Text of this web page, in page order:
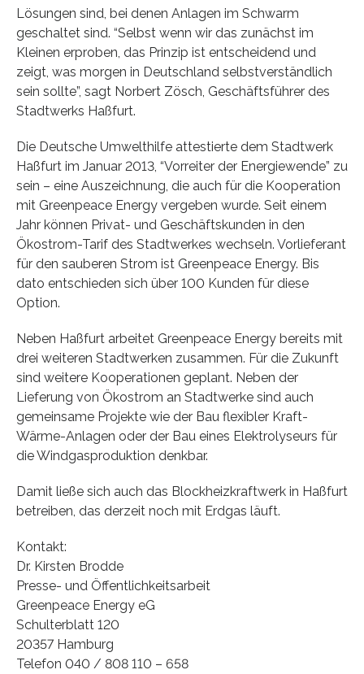
Lösungen sind, bei denen Anlagen im Schwarm
geschaltet sind. “Selbst wenn wir das zunächst im
Kleinen erproben, das Prinzip ist entscheidend und
zeigt, was morgen in Deutschland selbstverständlich
sein sollte”, sagt Norbert Zösch, Geschäftsführer des
Stadtwerks Haßfurt.
Die Deutsche Umwelthilfe attestierte dem Stadtwerk
Haßfurt im Januar 2013, “Vorreiter der Energiewende” zu
sein – eine Auszeichnung, die auch für die Kooperation
mit Greenpeace Energy vergeben wurde. Seit einem
Jahr können Privat- und Geschäftskunden in den
Ökostrom-Tarif des Stadtwerkes wechseln. Vorlieferant
für den sauberen Strom ist Greenpeace Energy. Bis
dato entschieden sich über 100 Kunden für diese
Option.
Neben Haßfurt arbeitet Greenpeace Energy bereits mit
drei weiteren Stadtwerken zusammen. Für die Zukunft
sind weitere Kooperationen geplant. Neben der
Lieferung von Ökostrom an Stadtwerke sind auch
gemeinsame Projekte wie der Bau flexibler Kraft-
Wärme-Anlagen oder der Bau eines Elektrolyseurs für
die Windgasproduktion denkbar.
Damit ließe sich auch das Blockheizkraftwerk in Haßfurt
betreiben, das derzeit noch mit Erdgas läuft.
Kontakt:
Dr. Kirsten Brodde
Presse- und Öffentlichkeitsarbeit
Greenpeace Energy eG
Schulterblatt 120
20357 Hamburg
Telefon 040 / 808 110 – 658